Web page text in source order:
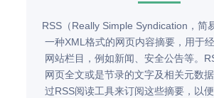
RSS（Really Simple Syndication，简
一种XML格式的网页内容摘要，用于
网站栏目，例如新闻、安全公告等。
网页全文或是节录的文字及相关元数
过RSS阅读工具来订阅这些摘要，以